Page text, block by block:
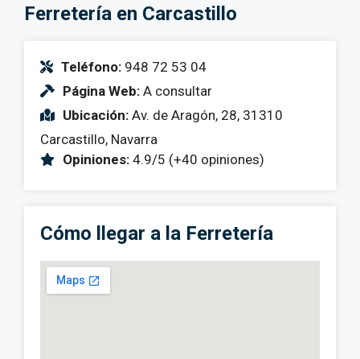
Ferretería en Carcastillo
Teléfono: 948 72 53 04
Página Web: A consultar
Ubicación: Av. de Aragón, 28, 31310
Carcastillo, Navarra
Opiniones: 4.9/5 (+40 opiniones)
Cómo llegar a la Ferretería